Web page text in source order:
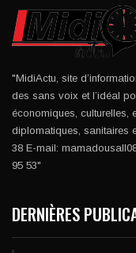
"MidiActu, site
des sans voix et l’idéal
économiques, culturelles,
diplomatiques, sanitaires
38 E-mail:
95 53"
DERNIÈRES